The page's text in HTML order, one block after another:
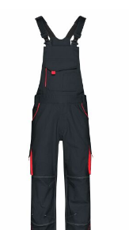
afname: 1